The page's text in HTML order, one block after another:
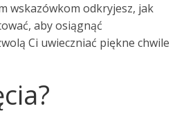
wskazówkom odkryjesz, jak
aby osiągnąć
Ci uwieczniać piękne chwile